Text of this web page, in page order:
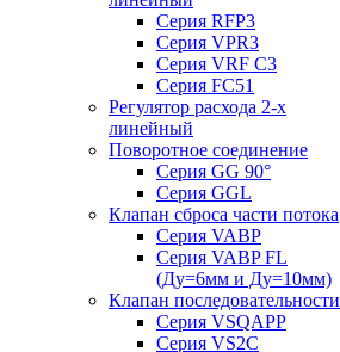
Серия RFP3
Серия VPR3
Серия VRF C3
Серия FC51
Регулятор расхода 2-х
линейный
Поворотное соединение
Серия GG 90°
Серия GGL
Клапан сброса части потока
Серия VABP
Серия VABP FL
(Ду=6мм и Ду=10мм)
Клапан последовательности
Серия VSQAPP
Серия VS2C